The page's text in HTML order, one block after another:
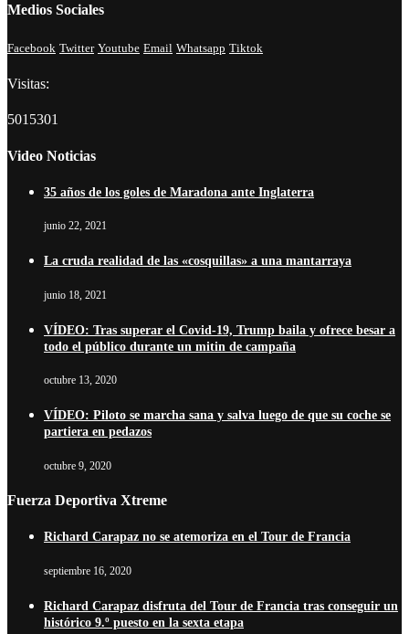
Medios Sociales
Facebook Twitter Youtube Email Whatsapp Tiktok
Visitas:
5015301
Video Noticias
35 años de los goles de Maradona ante Inglaterra
junio 22, 2021
La cruda realidad de las «cosquillas» a una mantarraya
junio 18, 2021
VÍDEO: Tras superar el Covid-19, Trump baila y ofrece besar a
todo el público durante un mitin de campaña
octubre 13, 2020
VÍDEO: Piloto se marcha sana y salva luego de que su coche se
partiera en pedazos
octubre 9, 2020
Fuerza Deportiva Xtreme
Richard Carapaz no se atemoriza en el Tour de Francia
septiembre 16, 2020
Richard Carapaz disfruta del Tour de Francia tras conseguir un
histórico 9.º puesto en la sexta etapa